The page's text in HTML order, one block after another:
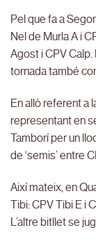
Pel que fa a
Nel de Murla A i
Agost i CPV Calp.
tornada també
En allò referent a
representant en
Tamborí per un
de ‘semis’ entre
Així mateix, en
Tibi: CPV Tibi E i
L’altre bitllet se